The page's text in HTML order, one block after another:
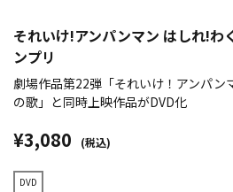
それいけ!アンパンマン はしれ!わ
ンプリ
劇場作品第22弾「それいけ！アンパン
の歌」と同時上映作品がDVD化
¥3,080 (税込)
DVD